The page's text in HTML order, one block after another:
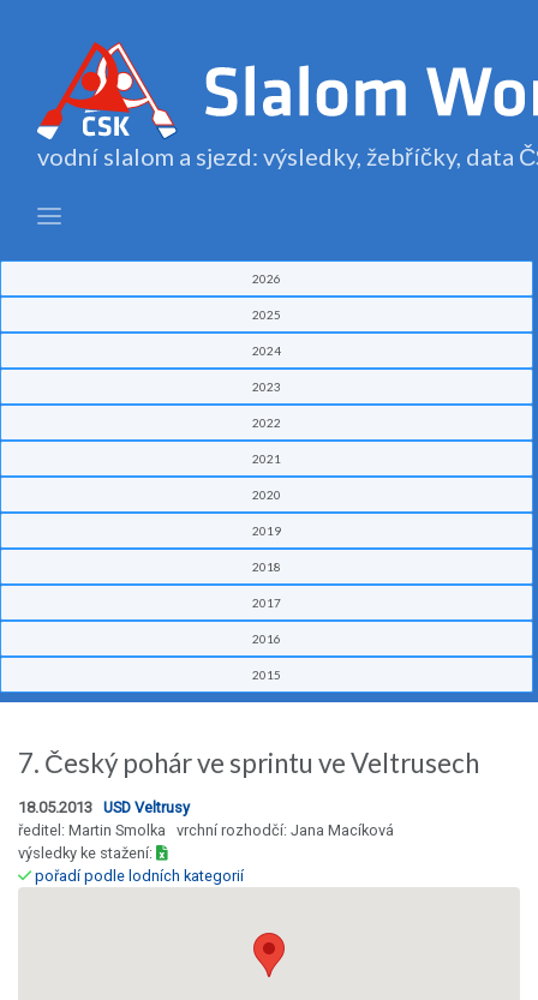
vodní slalom a sjezd: výsledky, žebříčky, data
2026
2025
2024
2023
2022
2021
2020
2019
2018
2017
2016
2015
7. Český pohár ve sprintu ve Veltrusech
18.05.2013 USD Veltrusy
ředitel: Martin Smolka vrchní rozhodčí: Jana Macíková
výsledky ke stažení:
pořadí podle lodních kategorií